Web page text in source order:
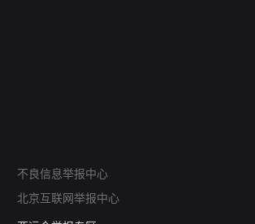
不良信息举报中心
北京互联网举报中心
算法推荐专项举报